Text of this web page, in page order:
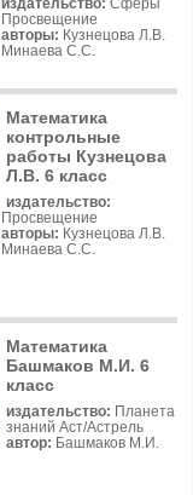
Просвещение
авторы: Кузнецова Л.В.
Минаева С.С.
Математика
контрольные
работы Кузнецова
Л.В. 6 класс
издательство:
Просвещение
авторы: Кузнецова Л.В.
Минаева С.С.
Математика
Башмаков М.И. 6
класс
издательство: Планета
знаний Аст/Астрель
автор: Башмаков М.И.